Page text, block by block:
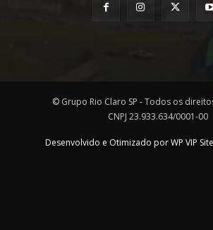
© Grupo Rio Claro SP - Todos os
CNPJ 23.933.634/0001-00
Desenvolvido e Otimizado por WP VIP